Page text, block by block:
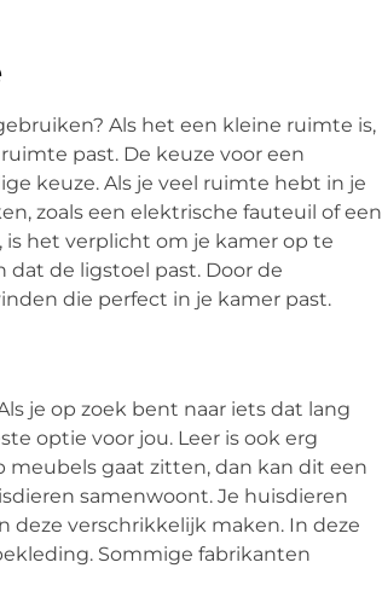
Als het een kleine ruimte is,
past. De keuze voor een
keuze. Als je veel ruimte hebt in je
zoals een elektrische fauteuil of een
is het verplicht om je kamer op te
de ligstoel past. Door de
die perfect in je kamer past.
je op zoek bent naar iets dat lang
optie voor jou. Leer is ook erg
meubels gaat zitten, dan kan dit een
samenwoont. Je huisdieren
deze verschrikkelijk maken. In deze
Sommige fabrikanten